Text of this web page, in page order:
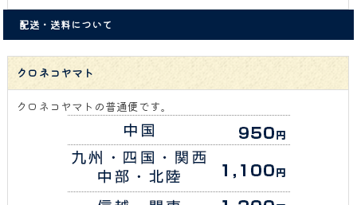
配送・送料について
クロネコヤマト
クロネコヤマトの普通便です。